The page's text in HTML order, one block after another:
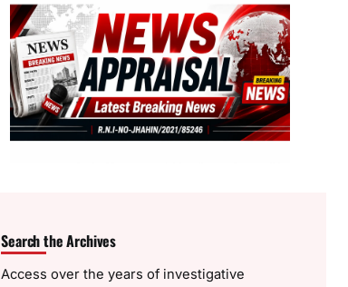
Search the Archives
Access over the years of investigative